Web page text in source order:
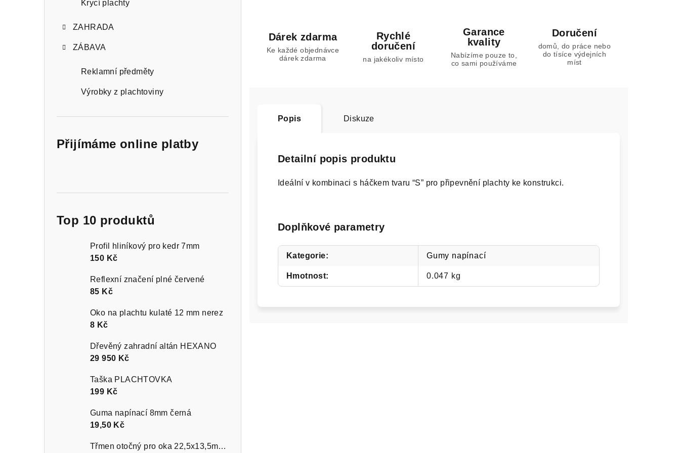
Krycí plachty
ZAHRADA
ZÁBAVA
Reklamní předměty
Výrobky z plachtoviny
Přijímáme online platby
Top 10 produktů
Profil hliníkový pro kedr 7mm
150 Kč
Reflexní značení plné červené
85 Kč
Oko na plachtu kulaté 12 mm nerez
8 Kč
Dřevěný zahradní altán HEXANO
29 950 Kč
Taška PLACHTOVKA
199 Kč
Guma napínací 8mm černá
19,50 Kč
Třmen otočný pro oka 22,5x13,5mm nikl
Dárek zdarma
Ke každé objednávce
dárek zdarma
Rychlé
doručení
na jakékoliv místo
Garance
kvality
Nabízíme pouze to,
co sami používáme
Doručení
domů, do práce nebo
do tísíce výdejních
míst
Popis Diskuze
Detailní popis produktu
Ideální v kombinaci s háčkem tvaru “S” pro připevnění plachty ke konstrukci.
Doplňkové parametry
Kategorie: Gumy napínací
Hmotnost: 0.047 kg